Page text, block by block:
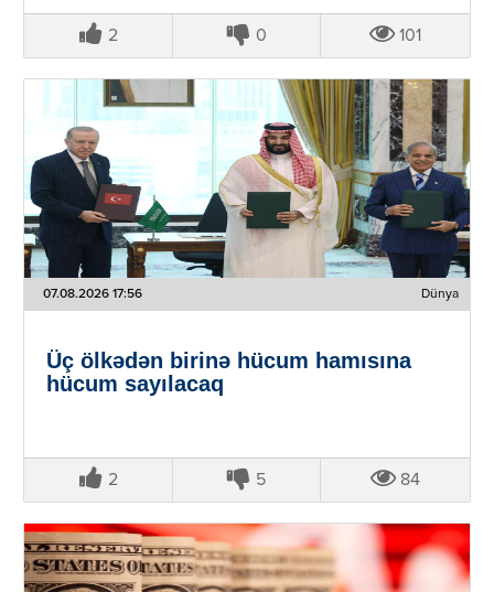
2 0 101
07.08.2026 17:56 Dünya
Üç ölkədən birinə hücum hamısına
hücum sayılacaq
2 5 84